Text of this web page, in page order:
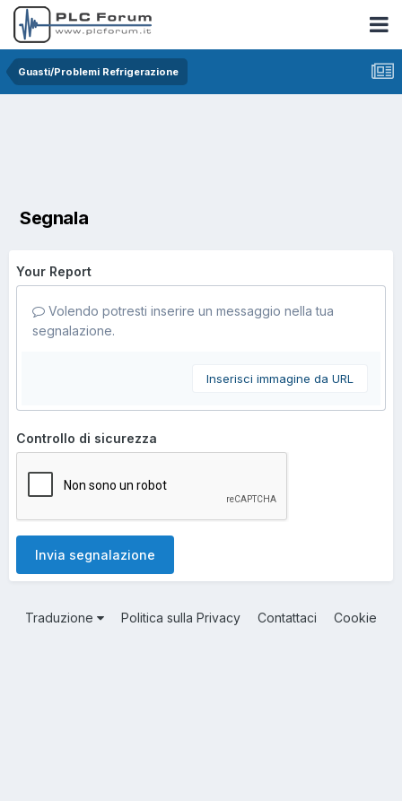
Guasti/Problemi Refrigerazione
Segnala
Your Report
Volendo potresti inserire un messaggio nella tua
segnalazione.
Inserisci immagine da URL
Controllo di sicurezza
Invia segnalazione
Traduzione Politica sulla Privacy Contattaci Cookie